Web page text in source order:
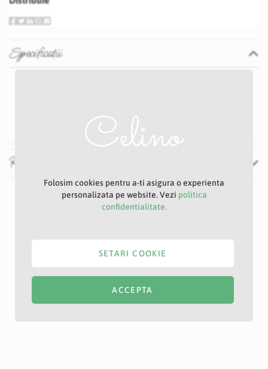
Specificatii
Recenzii
Folosim cookies pentru a-ti asigura o experienta
personalizata pe website. Vezi politica
confidentialitate.
ACCEPTA
SETARI COOKIE